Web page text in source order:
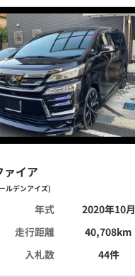
ァイア
ルデンアイズ)
年式
2020年10月
走行距離
40,708km
入札数
44件